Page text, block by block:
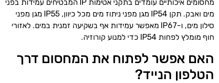
מחסומים איכותיים עומדים בתקני אטימות IP המבטיחים עמידות בפני
מים ואבק. תקן IP54 מגן מפני ניתוז מים מכל כיוון, IP55 מגן מפני
סילון מים, ו-IP67 מאפשר עמידות אף בשקיעה זמנית במים. לאזורי
חוף מומלץ לפחות IP54 כדי למנוע קורוזיה.
האם אפשר לפתוח את המחסום דרך
הטלפון הנייד?